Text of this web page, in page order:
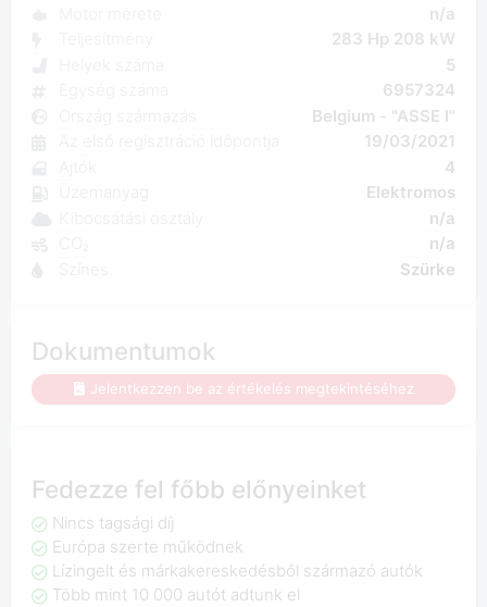
n/a
283 Hp 208 kW
5
6957324
Belgium - "ASSE I"
19/03/2021
4
Elektromos
n/a
n/a
Szürke
Dokumentumok
Jelentkezzen be az értékelés megtekintéséhez
Fedezze fel főbb előnyeinket
Nincs tagsági díj
Európa szerte működnek
Lízingelt és márkakereskedésből származó autók
Több mint 10 000 autót adtunk el